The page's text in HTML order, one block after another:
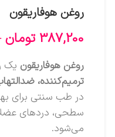
روغن هوفاریقون
387,200 تومان
روغن هوفاریقون یک
ترمیم‌کننده،
در طب سنتی برای
سطحی، دردهای
می‌شود.